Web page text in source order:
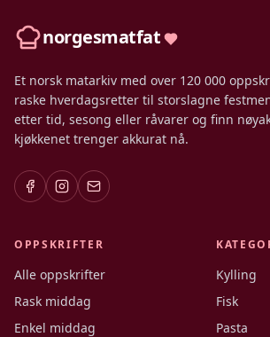
norgesmatfat
Et norsk matarkiv med over 120 000
raske hverdagsretter til storslagne
etter tid, sesong eller råvarer og finn
kjøkkenet trenger akkurat nå.
OPPSKRIFTER
Alle oppskrifter
Rask middag
Enkel middag
Kylling
Fisk
Pasta